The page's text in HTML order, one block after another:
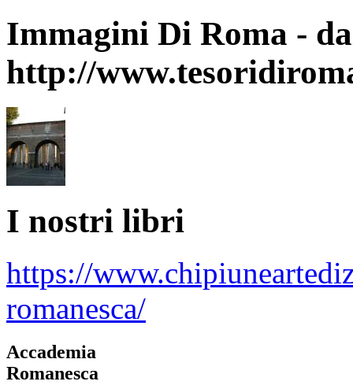
Immagini Di Roma -
http://
I nostri libri
https://
romanesca/
Accademia
Romanesca